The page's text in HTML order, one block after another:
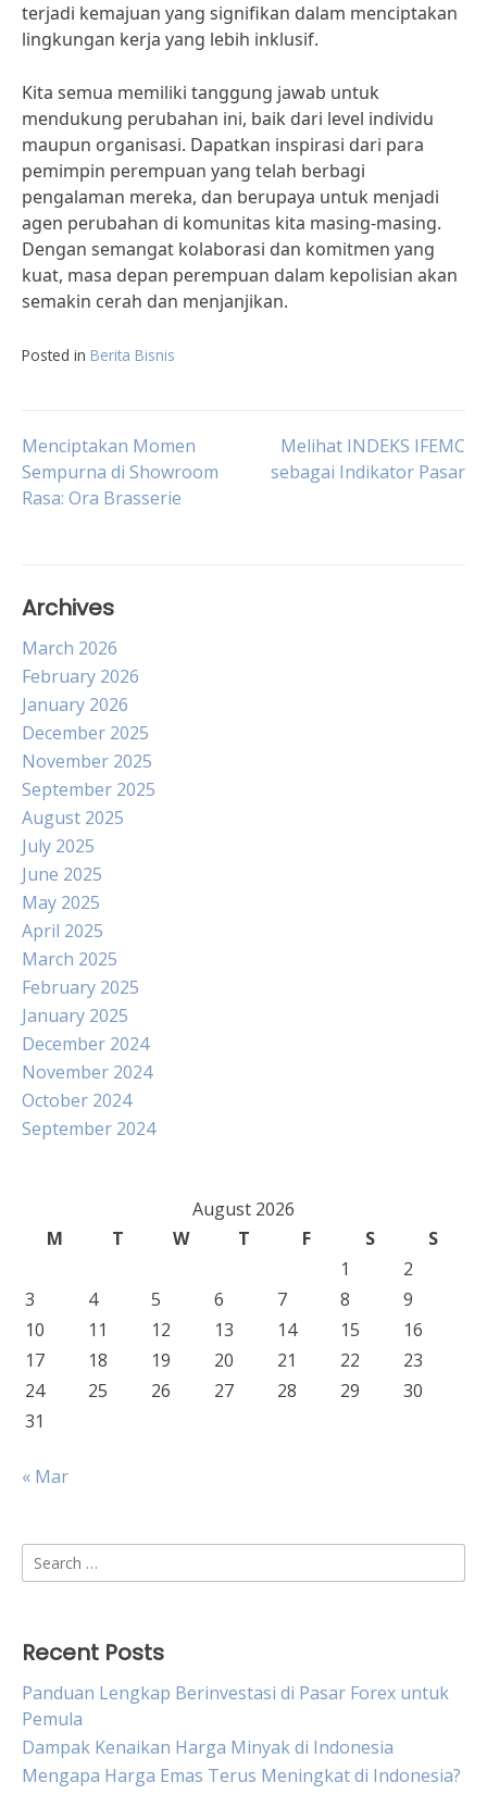
terjadi kemajuan yang signifikan dalam menciptakan
lingkungan kerja yang lebih inklusif.
Kita semua memiliki tanggung jawab untuk
mendukung perubahan ini, baik dari level individu
maupun organisasi. Dapatkan inspirasi dari para
pemimpin perempuan yang telah berbagi
pengalaman mereka, dan berupaya untuk menjadi
agen perubahan di komunitas kita masing-masing.
Dengan semangat kolaborasi dan komitmen yang
kuat, masa depan perempuan dalam kepolisian akan
semakin cerah dan menjanjikan.
Posted in Berita Bisnis
Post
navigation
Menciptakan Momen
Sempurna di Showroom
Rasa: Ora Brasserie
Melihat INDEKS IFEMC
sebagai Indikator Pasar
Archives
March 2026
February 2026
January 2026
December 2025
November 2025
September 2025
August 2025
July 2025
June 2025
May 2025
April 2025
March 2025
February 2025
January 2025
December 2024
November 2024
October 2024
September 2024
August 2026
M
T W T F S
S
1
2
3
4 5 6 7 8
9
10
11 12 13 14 15
16
17
18 19 20 21 22
23
24
25 26 27 28 29
30
31
« Mar
Search
for:
Recent Posts
Panduan Lengkap Berinvestasi di Pasar Forex untuk
Pemula
Dampak Kenaikan Harga Minyak di Indonesia
Mengapa Harga Emas Terus Meningkat di Indonesia?